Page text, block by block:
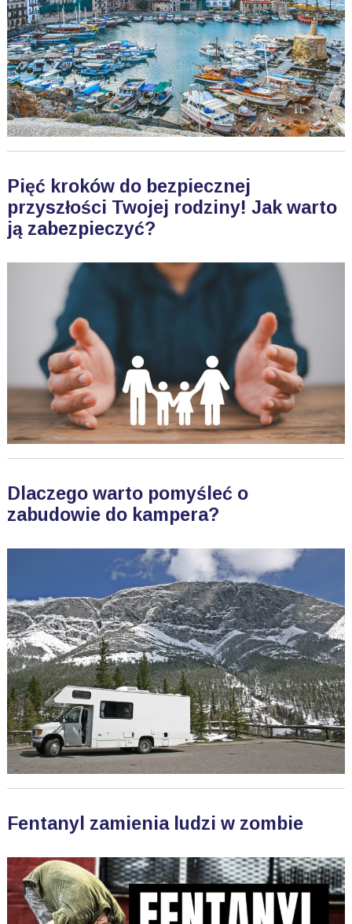
Pięć kroków do bezpiecznej
przyszłości Twojej rodziny! Jak warto
ją zabezpieczyć?
Dlaczego warto pomyśleć o
zabudowie do kampera?
Fentanyl zamienia ludzi w zombie